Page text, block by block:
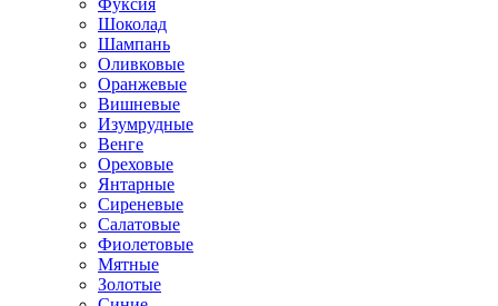
Фуксия
Шоколад
Шампань
Оливковые
Оранжевые
Вишневые
Изумрудные
Венге
Ореховые
Янтарные
Сиреневые
Салатовые
Фиолетовые
Мятные
Золотые